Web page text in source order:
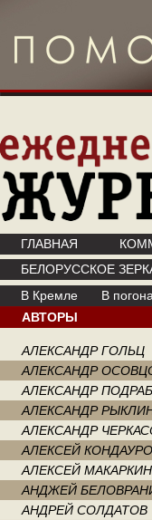
ГЛАВНАЯ
БЕЛОРУССКОЕ
В Кремле
В
АВТОРЫ
АЛЕКСАНДР ГОЛЬЦ
АЛЕКСАНДР
АЛЕКСАНДР
АЛЕКСАНДР
АЛЕКСАНДР
АЛЕКСЕЙ
АЛЕКСЕЙ МАКАРКИН
АНДЖЕЙ
АНДРЕЙ СОЛДАТОВ